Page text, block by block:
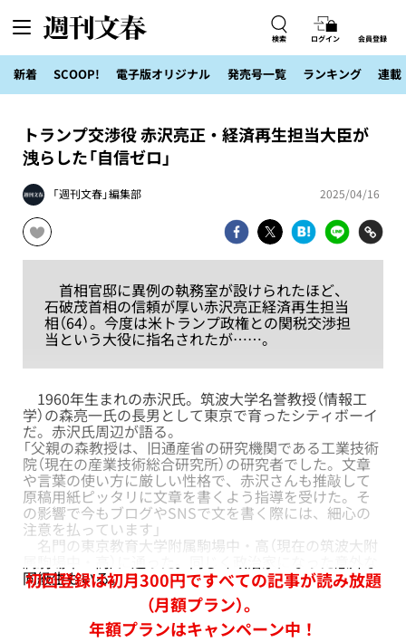
検索 ログイン 会員登録
新着 SCOOP! 電子版オリジナル 発売号一覧 ランキング 連載
トランプ交渉役 赤沢亮正・経済再生担当大臣が
洩らした「自信ゼロ」
「週刊文春」編集部 2025/04/16
首相官邸に異例の執務室が設けられたほど、
石破茂首相の信頼が厚い赤沢亮正経済再生担当
相（64）。今度は米トランプ政権との関税交渉担
当という大役に指名されたが……。
1960年生まれの赤沢氏。筑波大学名誉教授（情報工
学）の森亮一氏の長男として東京で育ったシティボーイ
だ。赤沢氏周辺が語る。
「父親の森教授は、旧通産省の研究機関である工業技術
院（現在の産業技術総合研究所）の研究者でした。文章
や言葉の使い方に厳しい性格で、赤沢さんも推敲して
原稿用紙ピッタリに文章を書くよう指導を受けた。そ
の影響で今もブログやSNSで文を書く際には、細心の
注意を払っています」
名門の東京教育大学附属駒場中・高（現在の筑波大附
同級生もいる。
初回登録は初月300円ですべての記事が読み放題
（月額プラン）。
年額プランはキャンペーン中！